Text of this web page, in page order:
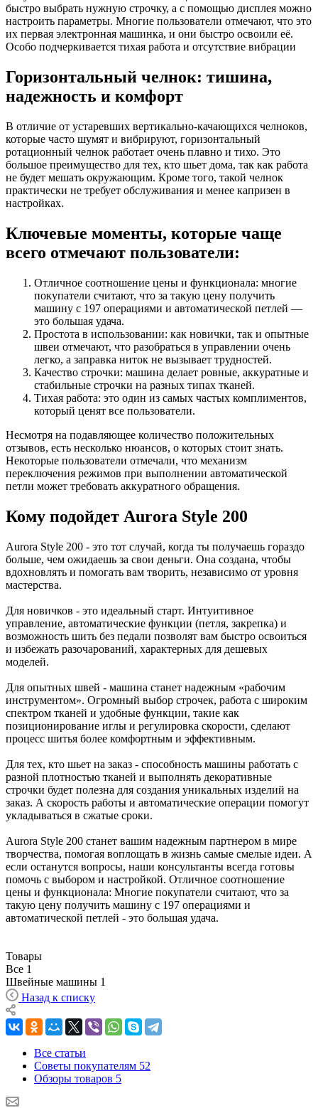
быстро выбрать нужную строчку, а с помощью дисплея можно
настроить параметры. Многие пользователи отмечают, что это
их первая электронная машинка, и они быстро освоили её.
Особо подчеркивается тихая работа и отсутствие вибрации
Горизонтальный челнок: тишина,
надежность и комфорт
В отличие от устаревших вертикально-качающихся челноков,
которые часто шумят и вибрируют, горизонтальный
ротационный челнок работает очень плавно и тихо. Это
большое преимущество для тех, кто шьет дома, так как работа
не будет мешать окружающим. Кроме того, такой челнок
практически не требует обслуживания и менее капризен в
настройках.
Ключевые моменты, которые чаще
всего отмечают пользователи:
Отличное соотношение цены и функционала: многие
покупатели считают, что за такую цену получить
машину с 197 операциями и автоматической петлей —
это большая удача.
Простота в использовании: как новички, так и опытные
швеи отмечают, что разобраться в управлении очень
легко, а заправка ниток не вызывает трудностей.
Качество строчки: машина делает ровные, аккуратные и
стабильные строчки на разных типах тканей.
Тихая работа: это один из самых частых комплиментов,
который ценят все пользователи.
Несмотря на подавляющее количество положительных
отзывов, есть несколько нюансов, о которых стоит знать.
Некоторые пользователи отмечали, что механизм
переключения режимов при выполнении автоматической
петли может требовать аккуратного обращения.
Кому подойдет Aurora Style 200
Aurora Style 200 - это тот случай, когда ты получаешь гораздо
больше, чем ожидаешь за свои деньги. Она создана, чтобы
вдохновлять и помогать вам творить, независимо от уровня
мастерства.
Для новичков - это идеальный старт. Интуитивное
управление, автоматические функции (петля, закрепка) и
возможность шить без педали позволят вам быстро освоиться
и избежать разочарований, характерных для дешевых
моделей.
Для опытных швей - машина станет надежным «рабочим
инструментом». Огромный выбор строчек, работа с широким
спектром тканей и удобные функции, такие как
позиционирование иглы и регулировка скорости, сделают
процесс шитья более комфортным и эффективным.
Для тех, кто шьет на заказ - способность машины работать с
разной плотностью тканей и выполнять декоративные
строчки будет полезна для создания уникальных изделий на
заказ. А скорость работы и автоматические операции помогут
укладываться в сжатые сроки.
Aurora Style 200 станет вашим надежным партнером в мире
творчества, помогая воплощать в жизнь самые смелые идеи. А
если останутся вопросы, наши консультанты всегда готовы
помочь с выбором и настройкой. Отличное соотношение
цены и функционала: Многие покупатели считают, что за
такую цену получить машину с 197 операциями и
автоматической петлей - это большая удача.
Товары
Все 1
Швейные машины 1
Назад к списку
Все статьи
Советы покупателям 52
Обзоры товаров 5